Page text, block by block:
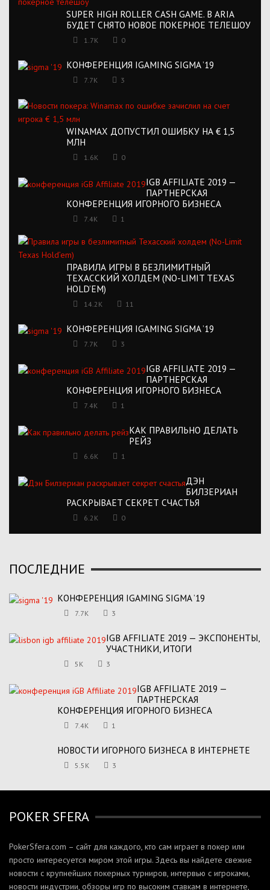
SUPER HIGH ROLLER CASH GAME. В ARIA
БУДЕТ СНЯТО НОВОЕ ПОКЕРНОЕ ТЕЛЕШОУ
1.7K 0
КОНФЕРЕНЦИЯ IGAMING SIGMA ’19
7.7K 3
WINAMAX ДОПУСТИЛ ОШИБКУ НА € 1,5
МЛН
1.6K 0
IGB AFFILIATE 2019 —
ПАРТНЕРСКАЯ
КОНФЕРЕНЦИЯ ИГОРНОГО БИЗНЕСА
7.4K 1
ПРАВИЛА ИГРЫ В БЕЗЛИМИТНЫЙ
ТЕХАССКИЙ ХОЛДЕМ (NO-LIMIT TEXAS
HOLD’EM)
14.2K 11
КОНФЕРЕНЦИЯ IGAMING SIGMA ’19
7.7K 3
IGB AFFILIATE 2019 —
ПАРТНЕРСКАЯ
КОНФЕРЕНЦИЯ ИГОРНОГО БИЗНЕСА
7.4K 1
КАК ПРАВИЛЬНО ДЕЛАТЬ
РЕЙЗ
6.6K 1
ДЭН
БИЛЗЕРИАН
РАСКРЫВАЕТ СЕКРЕТ СЧАСТЬЯ
6.2K 0
ПОСЛЕДНИЕ
КОНФЕРЕНЦИЯ IGAMING SIGMA ’19
7.7K 3
IGB AFFILIATE 2019 — ЭКСПОНЕНТЫ,
УЧАСТНИКИ, ИТОГИ
5K 3
IGB AFFILIATE 2019 —
ПАРТНЕРСКАЯ
КОНФЕРЕНЦИЯ ИГОРНОГО БИЗНЕСА
7.4K 1
НОВОСТИ ИГОРНОГО БИЗНЕСА В ИНТЕРНЕТЕ
5.5K 3
POKER SFERA
PokerSfera.com – сайт для каждого, кто сам играет в покер или
просто интересуется миром этой игры. Здесь вы найдете свежие
новости с крупнейших покерных турниров, интервью с игроками,
новости индустрии, обзоры игр по высоким ставкам в интернете,